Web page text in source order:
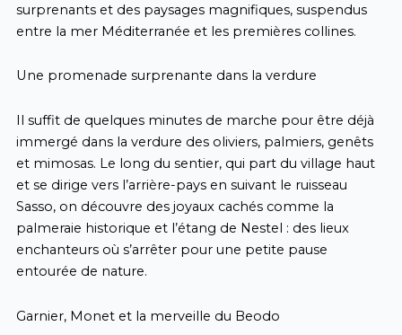
surprenants et des paysages magnifiques, suspendus
entre la mer Méditerranée et les premières collines.
Une promenade surprenante dans la verdure
Il suffit de quelques minutes de marche pour être déjà
immergé dans la verdure des oliviers, palmiers, genêts
et mimosas. Le long du sentier, qui part du village haut
et se dirige vers l’arrière-pays en suivant le ruisseau
Sasso, on découvre des joyaux cachés comme la
palmeraie historique et l’étang de Nestel : des lieux
enchanteurs où s’arrêter pour une petite pause
entourée de nature.
Garnier, Monet et la merveille du Beodo